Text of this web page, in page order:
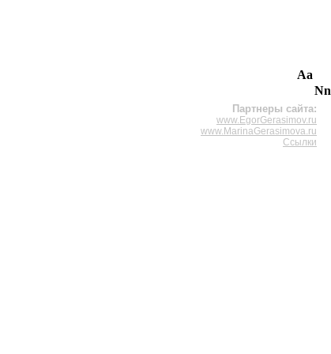
Aa
Nn
Партнеры сайта:
www.EgorGerasimov.ru
www.MarinaGerasimova.ru
Ссылки